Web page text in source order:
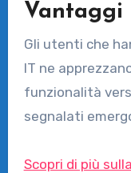
Vantaggi
Gli utenti che
IT ne
funzionalità
segnalati
Scopri di più